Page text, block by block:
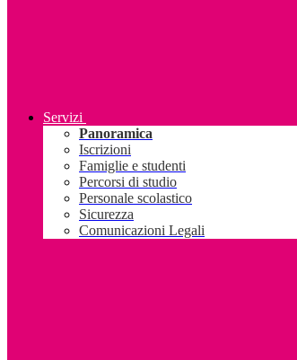
Servizi
Panoramica
Iscrizioni
Famiglie e studenti
Percorsi di studio
Personale scolastico
Sicurezza
Comunicazioni Legali